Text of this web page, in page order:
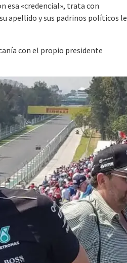
esa «credencial», trata con
apellido y sus padrinos políticos le
con el propio presidente